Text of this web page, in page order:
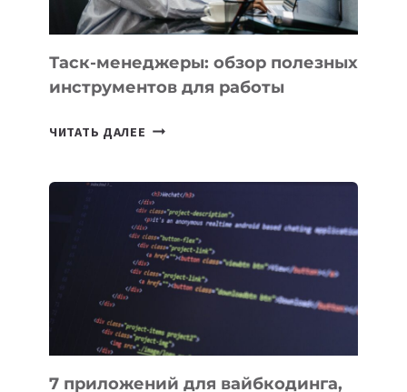
ПОРУЧИТЬ
УЖЕ
СЕГОДНЯ
Таск-менеджеры: обзор полезных
инструментов для работы
ЧИТАТЬ ДАЛЕЕ ТАСК-
ПОЛЕЗНЫХ
ИНСТРУМЕНТОВ
ДЛЯ
РАБОТЫ
7 приложений для вайбкодинга,